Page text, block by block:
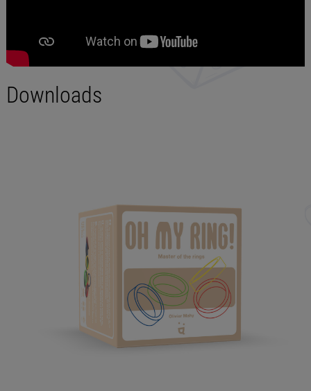
Downloads